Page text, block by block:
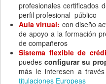
profesionales certificados
perfil profesional público
Aula virtual: con diseño
de apoyo a la formación
de compañeros
Sistema flexible de
puedes configurar su
más le interesen a
titulaciones Europeas